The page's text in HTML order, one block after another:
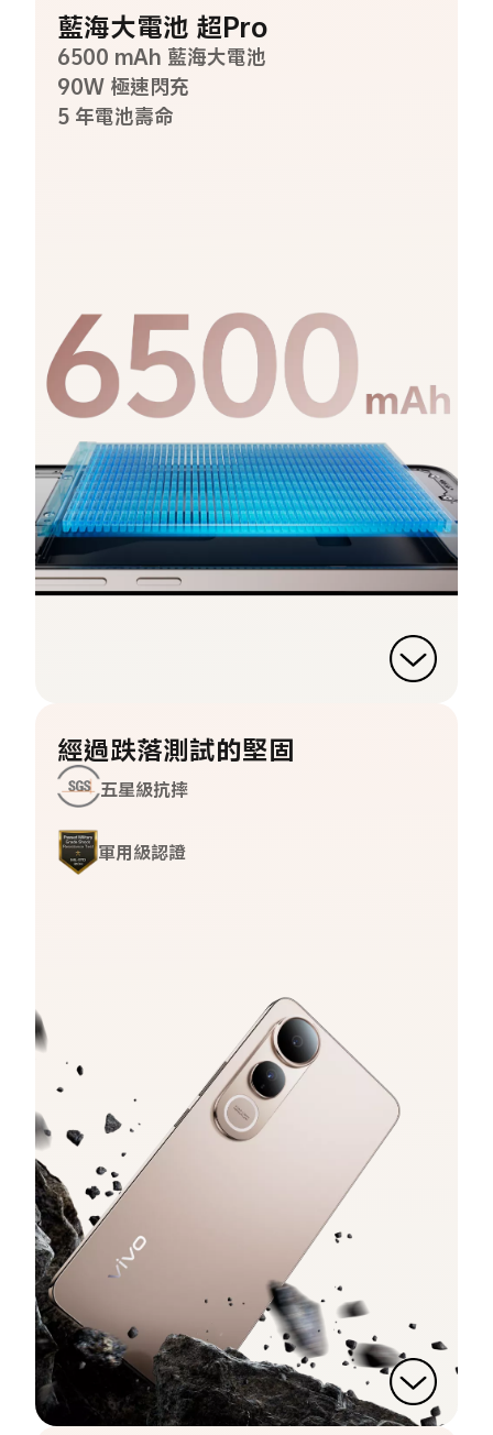
藍海大電池 超Pro
6500 mAh 藍海大電池
90W 極速閃充
5 年電池壽命
經過跌落測試的堅固
五星級抗摔
軍用級認證